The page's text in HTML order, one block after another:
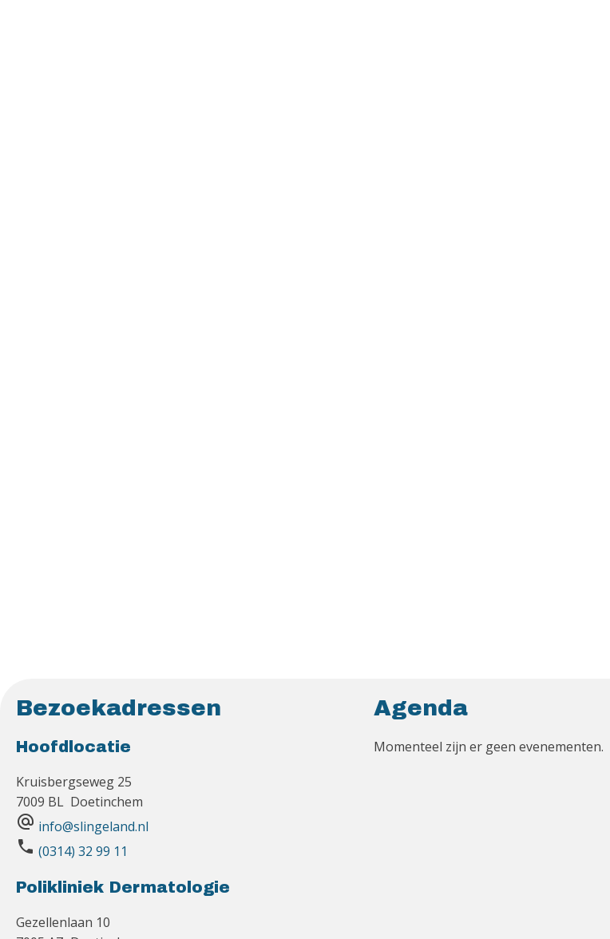
Bezoekadressen
Hoofdlocatie
Kruisbergseweg 25
7009 BL Doetinchem
alternate_email info@slingeland.nl
phone (0314) 32 99 11
Polikliniek Dermatologie
Gezellenlaan 10
Agenda
Momenteel zijn er geen evenementen.